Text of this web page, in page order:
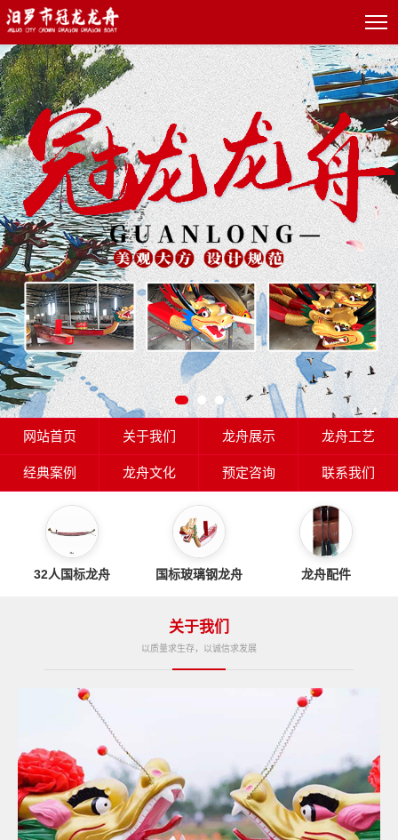
网站首页 关于我们 龙舟展示 龙舟工艺
经典案例 龙舟文化 预定咨询 联系我们
32人国标龙舟 国标玻璃钢龙舟 龙舟配件
关于我们
以质量求生存，以诚信求发展